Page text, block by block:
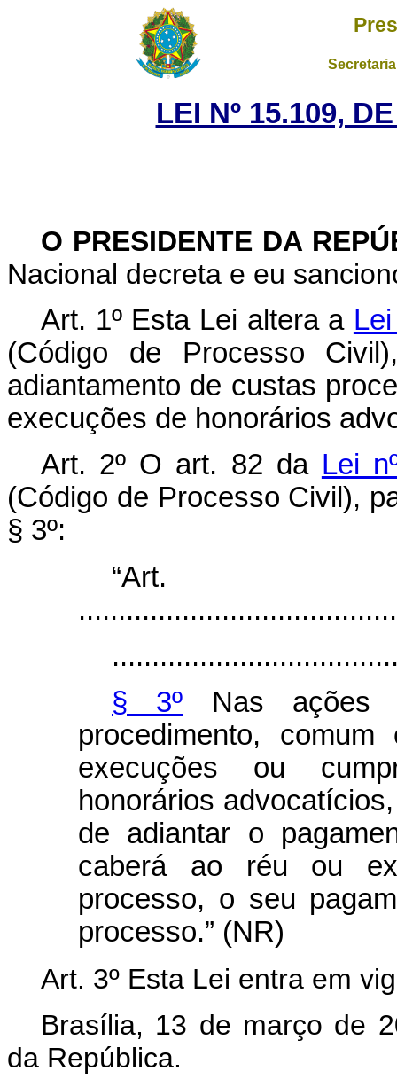
LEI Nº 15.109,
O PRESIDENTE DA
Nacional decreta e eu
Art. 1º Esta Lei altera a
(Código de Processo
adiantamento de custas
execuções de honorários
Art. 2º O art. 82 da Lei
(Código de Processo Civil),
§ 3º:
§ 3º Nas ações
procedimento,
execuções ou
honorários
de adiantar o
caberá ao réu ou
processo, o seu
processo.” (NR)
Art. 3º Esta Lei entra em
Brasília, 13 de março de
da República.